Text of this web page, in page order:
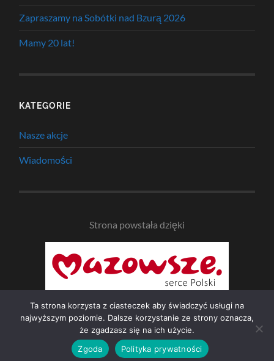
Zapraszamy na Sobótki nad Bzurą 2026
Mamy 20 lat!
KATEGORIE
Nasze akcje
Wiadomości
Strona powstała dzięki
© 2026 NAD BZURĄ —UP ↑
Ta strona korzysta z ciasteczek aby świadczyć usługi na
najwyższym poziomie. Dalsze korzystanie ze strony oznacza,
że zgadzasz się na ich użycie.
Zgoda
Polityka prywatności